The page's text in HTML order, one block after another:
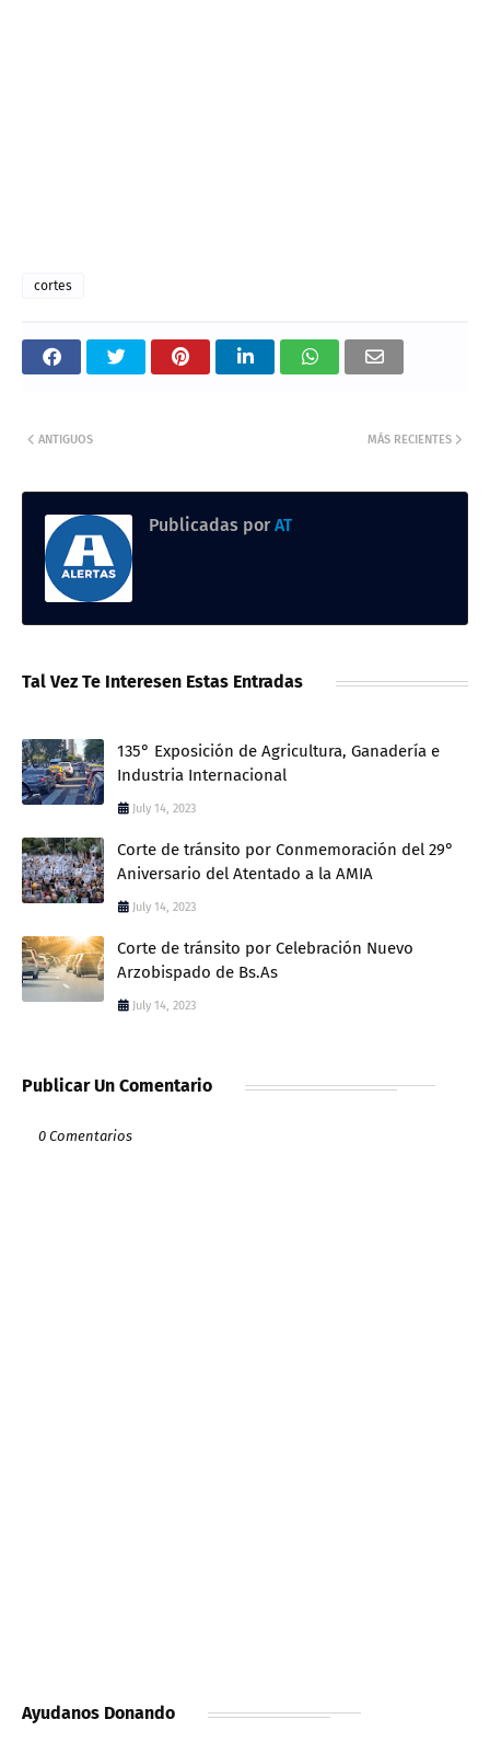
cortes
MÁS RECIENTES
ANTIGUOS
Publicadas por AT
Tal Vez Te Interesen Estas Entradas
135° Exposición de Agricultura, Ganadería e
Industria Internacional
July 14, 2023
Corte de tránsito por Conmemoración del 29°
Aniversario del Atentado a la AMIA
July 14, 2023
Corte de tránsito por Celebración Nuevo
Arzobispado de Bs.As
July 14, 2023
Publicar Un Comentario
0 Comentarios
Ayudanos Donando